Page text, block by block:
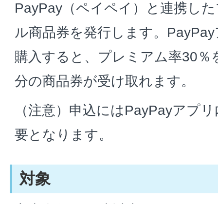
PayPay（ペイペイ）と連携し
ル商品券を発行します。
購入すると、プレミアム率30％
分の商品券が受け取れます。
（注意）申込にはPayPayアプ
要となります。
対象